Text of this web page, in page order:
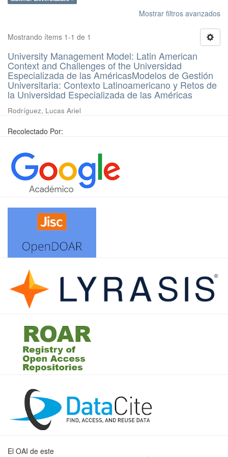
Mostrar filtros avanzados
Mostrando ítems 1-1 de 1
University Management Model: Latin American
Context and Challenges of the Universidad
Especializada de las AméricasModelos de Gestión
Universitaria: Contexto Latinoamericano y Retos de
la Universidad Especializada de las Américas
Rodríguez, Lucas Ariel
Recolectado Por:
El OAI de este